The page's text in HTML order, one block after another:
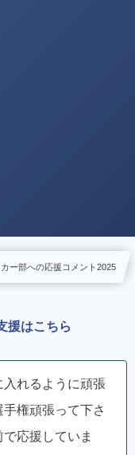
ー部への応援コメント2025
援はこちら
れるように頑張
権頑張って下さ
応援していま